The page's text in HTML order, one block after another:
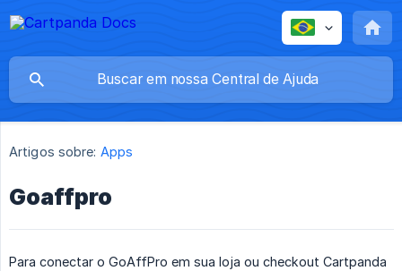
Artigos sobre: Apps
Goaffpro
Para conectar o GoAffPro em sua loja ou checkout Cartpanda